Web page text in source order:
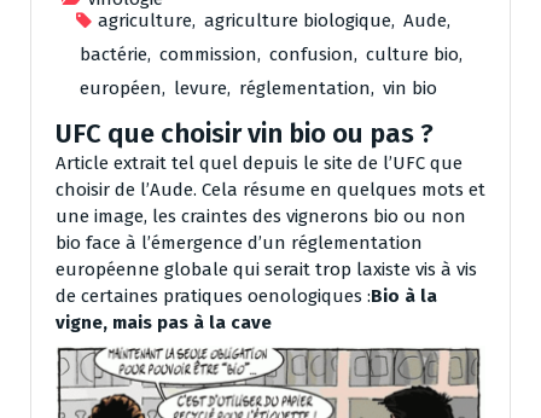
agriculture, agriculture biologique, Aude,
bactérie, commission, confusion, culture bio,
européen, levure, réglementation, vin bio
UFC que choisir vin bio ou pas ?
Article extrait tel quel depuis le site de l’UFC que
choisir de l’Aude. Cela résume en quelques mots et
une image, les craintes des vignerons bio ou non
bio face à l’émergence d’un réglementation
européenne globale qui serait trop laxiste vis à vis
de certaines pratiques oenologiques :Bio à la
vigne, mais pas à la cave